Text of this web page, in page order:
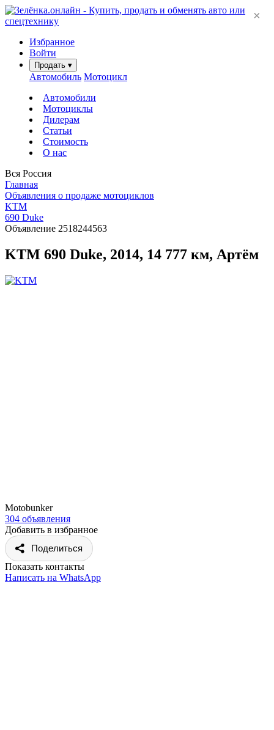
Избранное
Войти
Продать ▾
Автомобиль Мотоцикл
Автомобили
Мотоциклы
Дилерам
Статьи
Стоимость
О нас
Вся Россия
Главная
Объявления о продаже мотоциклов
KTM
690 Duke
Объявление 2518244563
KTM 690 Duke, 2014, 14 777 км, Артём
Motobunker
304 объявления
Добавить в избранное
Поделиться
Показать контакты
Написать на WhatsApp
×